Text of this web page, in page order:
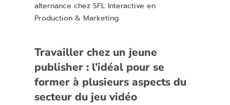
alternance chez SFL Interactive en
Production & Marketing.
Travailler chez un jeune
publisher : l’idéal pour se
former à plusieurs aspects du
secteur du jeu vidéo